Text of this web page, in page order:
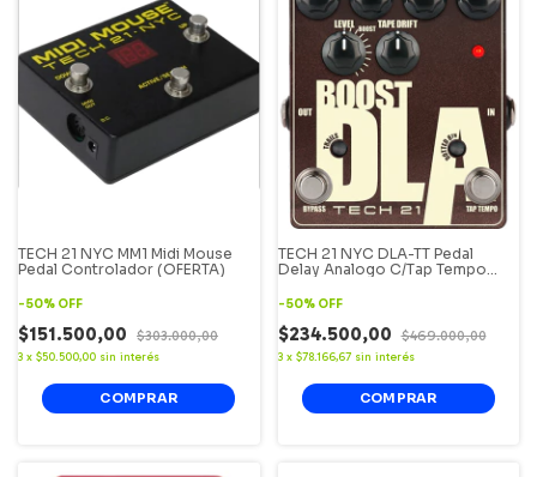
TECH 21 NYC MM1 Midi Mouse
Pedal Controlador (OFERTA)
-50% OFF
$151.500,00 $303.000,00
3 x $50.500,00 sin interés
TECH 21 NYC DLA-TT Pedal
Delay Analogo C/Tap Tempo
-50% OFF
$234.500,00 $469.000,00
3 x $78.166,67 sin interés